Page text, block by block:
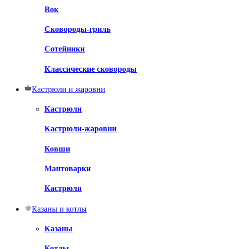
Вок
Сковороды-гриль
Сотейники
Классические сковороды
Кастрюли и жаровни
Кастрюли
Кастрюли-жаровни
Ковши
Мантоварки
Кастрюля
Казаны и котлы
Казаны